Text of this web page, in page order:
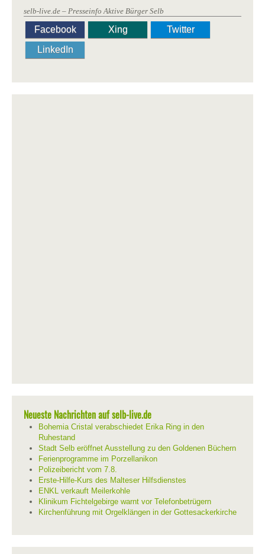
selb-live.de – Presseinfo Aktive Bürger Selb
Facebook Xing
Twitter
LinkedIn
Neueste Nachrichten auf selb-live.de
Bohemia Cristal verabschiedet Erika Ring in den
Ruhestand
Stadt Selb eröffnet Ausstellung zu den Goldenen Büchern
Ferienprogramme im Porzellanikon
Polizeibericht vom 7.8.
Erste-Hilfe-Kurs des Malteser Hilfsdienstes
ENKL verkauft Meilerkohle
Klinikum Fichtelgebirge warnt vor Telefonbetrügern
Kirchenführung mit Orgelklängen in der Gottesackerkirche